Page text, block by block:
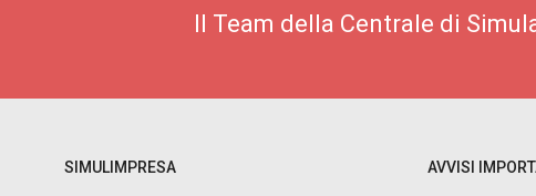
Il Team della Centrale di
SIMULIMPRESA AVVISI